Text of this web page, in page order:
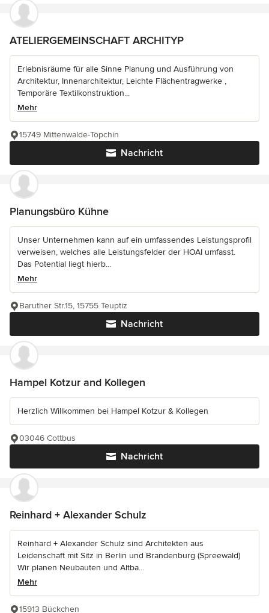
ATELIERGEMEINSCHAFT ARCHITYP
Erlebnisräume für alle Sinne Planung und Ausführung von
Architektur, Innenarchitektur, Leichte Flächentragwerke ,
Temporäre Textilkonstruktion...
Mehr
Nachricht
15749 Mittenwalde-Töpchin
Planungsbüro Kühne
Unser Unternehmen kann auf ein umfassendes Leistungsprofil
verweisen, welches alle Leistungsfelder der HOAI umfasst.
Das Potential liegt hierb...
Mehr
Nachricht
Baruther Str.15, 15755 Teuptiz
Hampel Kotzur and Kollegen
Herzlich Willkommen bei Hampel Kotzur & Kollegen
Nachricht
03046 Cottbus
Reinhard + Alexander Schulz
Reinhard + Alexander Schulz sind Architekten aus
Leidenschaft mit Sitz in Berlin und Brandenburg (Spreewald)
Wir planen Neubauten und Altba...
Mehr
15913 Bückchen